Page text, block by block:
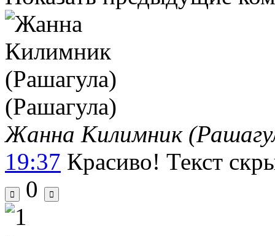
Жанна Килимник
19:37 Красиво! Текст
0